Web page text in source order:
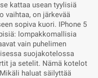
kattaa usean tyylisiä
vaihtaa, on järkevää
sopiva kuori. IPhone 5
lompakkomallisia
vain puhelimen
suojakotelossa
ja setelit. Nämä kotelot
haluat säilyttää